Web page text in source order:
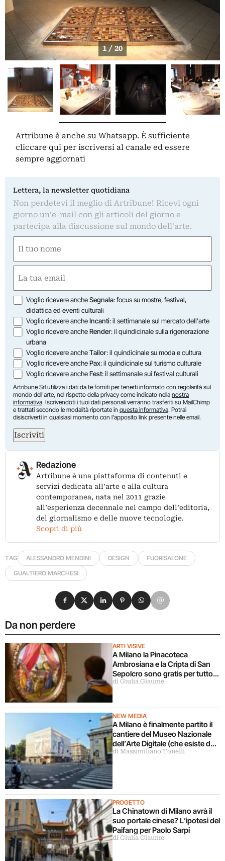
1 / 20
Artribune è anche su Whatsapp. È sufficiente
cliccare qui per iscriversi al canale ed essere
sempre aggiornati
Lettera, la newsletter quotidiana
Non perdetevi il meglio di Artribune! Ricevi ogni
giorno un'e-mail con gli articoli del giorno e
partecipa alla discussione sul mondo dell'arte.
(Required)
First
(Required)
Opzioni
Voglio ricevere ancheSegnala: focus su mostre, festival,
didattica ed eventi culturali
Voglio ricevere ancheIncanti: il settimanale sul mercato dell'arte
Voglio ricevere ancheRender: il quindicinale sulla rigenerazione
urbana
Voglio ricevere ancheTailor: il quindicinale su moda e cultura
Voglio ricevere anchePax: il quindicinale sul turismo culturale
Voglio ricevere ancheFest: il settimanale sui festival culturali
Artribune Srl utilizza i dati da te forniti per tenerti informato con regolarità sul
mondo dell'arte, nel rispetto della privacy come indicato nella nostra
informativa. Iscrivendoti i tuoi dati personali verranno trasferiti su MailChimp
e trattati secondo le modalità riportate in questa informativa. Potrai
disiscriverti in qualsiasi momento con l'apposito link presente nelle email.
Iscriviti
Redazione
Artribune è una piattaforma di contenuti e
servizi dedicata all’arte e alla cultura
contemporanea, nata nel 2011 grazie
all’esperienza decennale nel campo dell’editoria,
del giornalismo e delle nuove tecnologie.
Scopri di più
TAG ALESSANDRO MENDINI DESIGN
FUORISALONE
GUALTIERO MARCHESI
Da non perdere
ARTI VISIVE
A Milano la Pinacoteca
Ambrosiana e la Cripta di San
Sepolcro sono gratis per tutto
agosto (ma solo per milanesi)
di Giulia Giaume
NEW MEDIA
A Milano è finalmente partito il
cantiere del Museo Nazionale
dell’Arte Digitale (che esiste da
5 anni ma ancora non c’è)
di Massimiliano Tonelli
PROGETTO
La Chinatown di Milano avrà il
suo portale cinese? L’ipotesi del
Paifang per Paolo Sarpi
di Giulia Giaume
Condividi su Facebook
Condividi su X
Condividi su LinkedIn
Condividi su Pinterest
Condividi su WhatsApp
Condividi su Email